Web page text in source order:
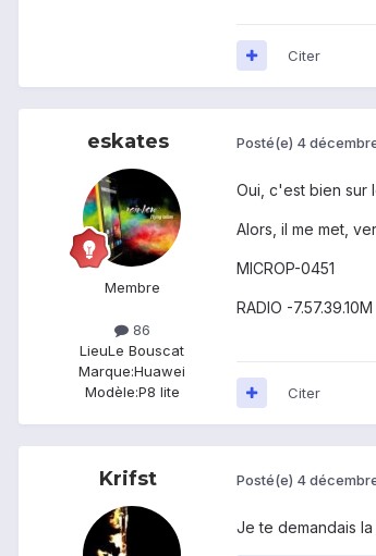
Citer
eskates
Membre
86
LieuLe Bouscat
Marque:Huawei
Modèle:P8 lite
Posté(e) 4
Oui, c'est bien sur
Alors, il me met,
MICROP-0451
RADIO -7.57.39.10M
Citer
Krifst Posté(e) 4
Je te demandais